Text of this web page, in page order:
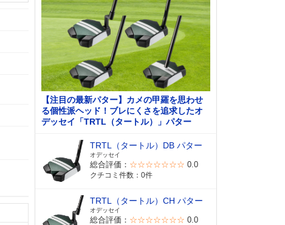
【注目の最新パター】カメの甲羅を思わせ
る個性派ヘッド！ブレにくさを追求したオ
デッセイ「TRTL（タートル）」パター
TRTL（タートル）DB パター
オデッセイ
総合評価： ☆☆☆☆☆☆☆ 0.0
クチコミ件数：0件
TRTL（タートル）CH パター
オデッセイ
総合評価： ☆☆☆☆☆☆☆ 0.0